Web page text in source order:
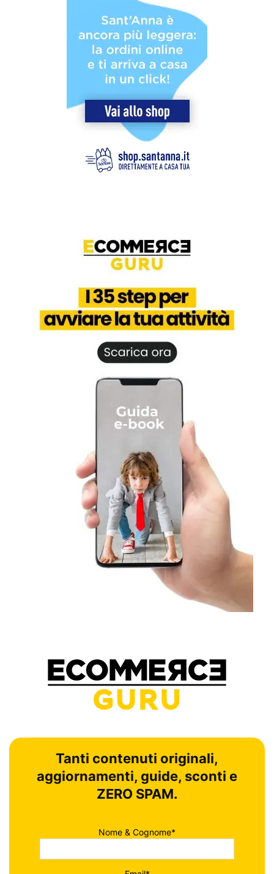
Tanti contenuti originali,
aggiornamenti, guide, sconti e
ZERO SPAM.
Nome & Cognome*